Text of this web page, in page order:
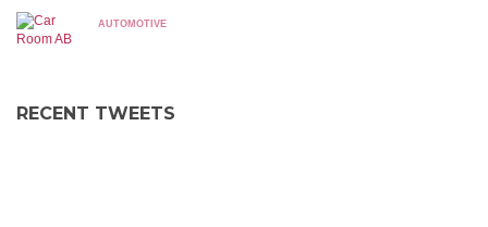
AUTOMOTIVE
RECENT TWEETS